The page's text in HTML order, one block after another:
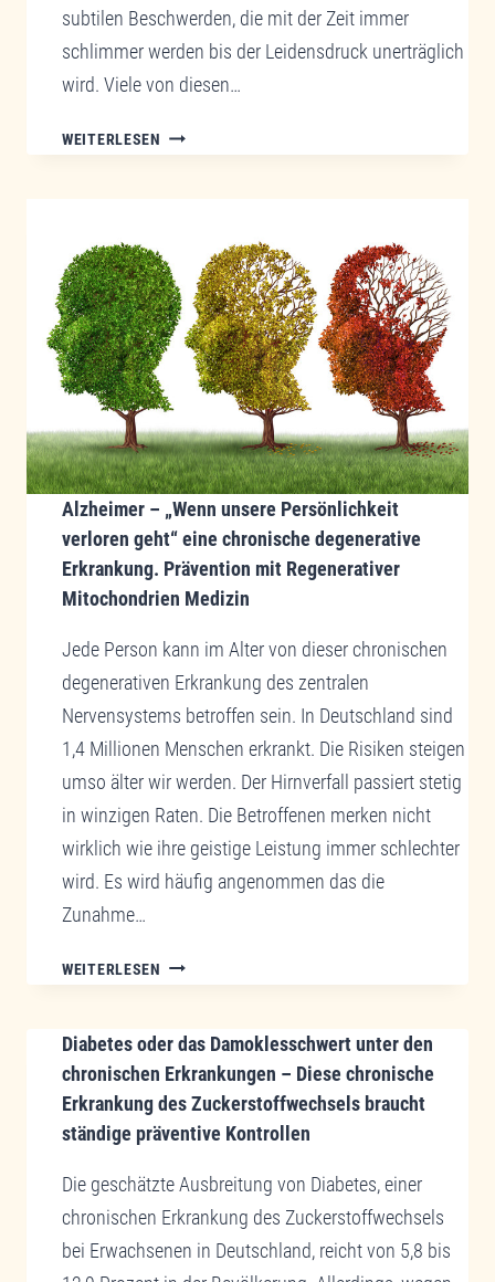
subtilen Beschwerden, die mit der Zeit immer
schlimmer werden bis der Leidensdruck unerträglich
wird. Viele von diesen…
WEITERLESEN DIE
REGENERATIVE
REGENERATIVE
MITOCHONDRIALE
MEDIZIN
IST
GOLDENER
IN
DER
BEHANDLUNG
VON
CHRONISCHEN
ERKRANKUNGEN:
ME2.VIE
THERAPIE
Alzheimer – „Wenn unsere Persönlichkeit
verloren geht“ eine chronische degenerative
Erkrankung. Prävention mit Regenerativer
Mitochondrien Medizin
Jede Person kann im Alter von dieser chronischen
degenerativen Erkrankung des zentralen
Nervensystems betroffen sein. In Deutschland sind
1,4 Millionen Menschen erkrankt. Die Risiken steigen
umso älter wir werden. Der Hirnverfall passiert stetig
in winzigen Raten. Die Betroffenen merken nicht
wirklich wie ihre geistige Leistung immer schlechter
wird. Es wird häufig angenommen das die
Zunahme…
WEITERLESEN ALZHEIMER
–
UNSERE
PERSÖNLICHKEIT
VERLOREN
GEHT“
CHRONISCHE
DEGENERATIVE
ERKRANKUNG.
PRÄVENTION
Diabetes oder das Damoklesschwert unter den
chronischen Erkrankungen – Diese chronische
Erkrankung des Zuckerstoffwechsels braucht
ständige präventive Kontrollen
Die geschätzte Ausbreitung von Diabetes, einer
chronischen Erkrankung des Zuckerstoffwechsels
bei Erwachsenen in Deutschland, reicht von 5,8 bis